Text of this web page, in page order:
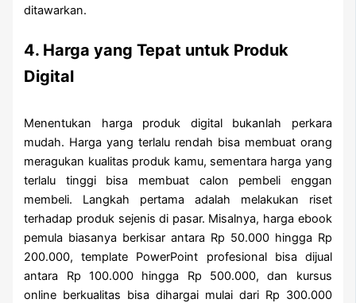
ditawarkan.
4. Harga yang Tepat untuk Produk
Digital
Menentukan harga produk digital bukanlah perkara
mudah. Harga yang terlalu rendah bisa membuat orang
meragukan kualitas produk kamu, sementara harga yang
terlalu tinggi bisa membuat calon pembeli enggan
membeli. Langkah pertama adalah melakukan riset
terhadap produk sejenis di pasar. Misalnya, harga ebook
pemula biasanya berkisar antara Rp 50.000 hingga Rp
200.000, template PowerPoint profesional bisa dijual
antara Rp 100.000 hingga Rp 500.000, dan kursus
online berkualitas bisa dihargai mulai dari Rp 300.000